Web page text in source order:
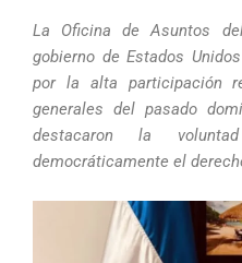
La Oficina de Asuntos
gobierno de Estados
por la alta participación
generales del pasado
destacaron la
democráticamente el